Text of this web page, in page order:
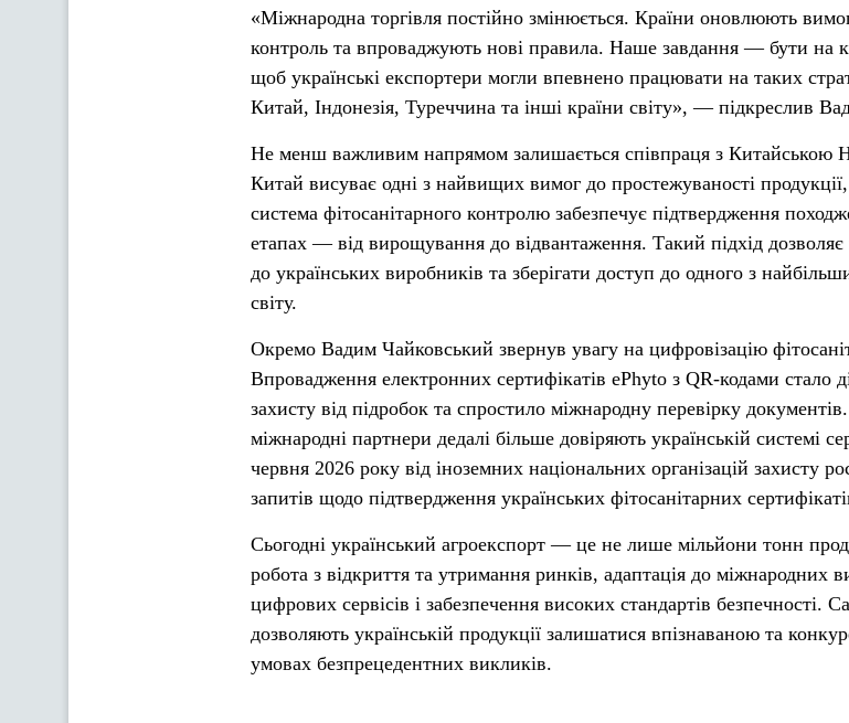
«Міжнародна торгівля постійно змінюється. Країни оновлюють
контроль та впроваджують нові правила. Наше завдання — бути на
щоб українські експортери могли впевнено працювати на таких
Китай, Індонезія, Туреччина та інші країни світу», — підкреслив
Не менш важливим напрямом залишається співпраця з Китайською
Китай висуває одні з найвищих вимог до простежуваності
система фітосанітарного контролю забезпечує підтвердження
етапах — від вирощування до відвантаження. Такий підхід дозволяє
до українських виробників та зберігати доступ до одного з
світу.
Окремо Вадим Чайковський звернув увагу на цифровізацію
Впровадження електронних сертифікатів ePhyto з QR-кодами стало
захисту від підробок та спростило міжнародну перевірку
міжнародні партнери дедалі більше довіряють українській системі
червня 2026 року від іноземних національних організацій захисту
запитів щодо підтвердження українських фітосанітарних
Сьогодні український агроекспорт — це не лише мільйони тонн
робота з відкриття та утримання ринків, адаптація до міжнародних
цифрових сервісів і забезпечення високих стандартів безпечності.
дозволяють українській продукції залишатися впізнаваною та
умовах безпрецедентних викликів.